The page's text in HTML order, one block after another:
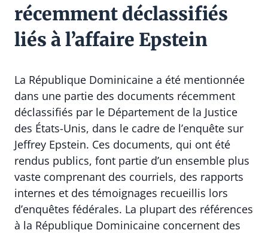
récemment déclassifiés
liés à l’affaire Epstein
La République Dominicaine a été mentionnée
dans une partie des documents récemment
déclassifiés par le Département de la Justice
des États-Unis, dans le cadre de l’enquête sur
Jeffrey Epstein. Ces documents, qui ont été
rendus publics, font partie d’un ensemble plus
vaste comprenant des courriels, des rapports
internes et des témoignages recueillis lors
d’enquêtes fédérales. La plupart des références
à la République Dominicaine concernent des